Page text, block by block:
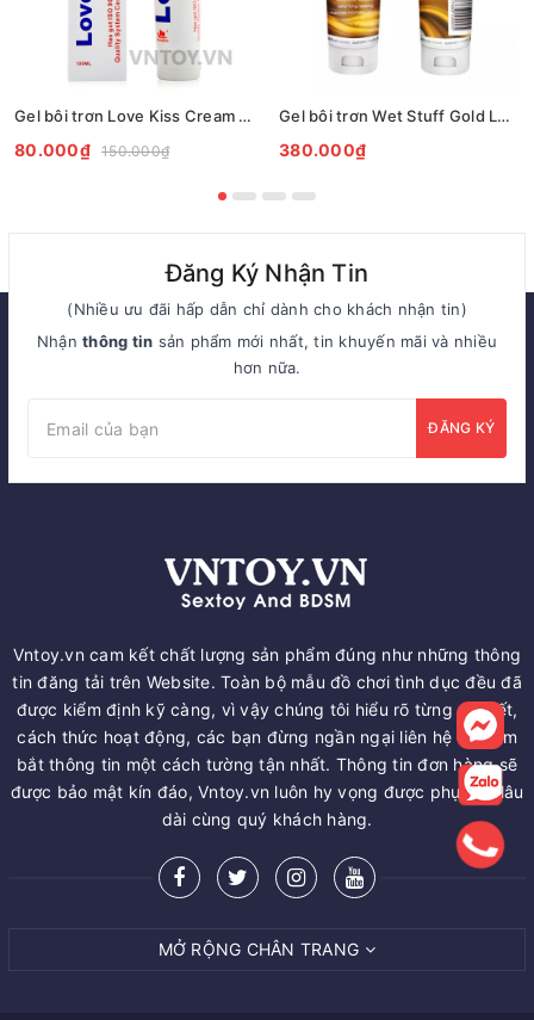
Gel bôi trơn Love Kiss Cream 100ml chính hãng
80.000₫ 150.000₫
Gel bôi trơn Wet Stuff Gold Long Lasting tăng khoái cảm nữ
380.000₫
Đăng Ký Nhận Tin
(Nhiều ưu đãi hấp dẫn chỉ dành cho khách nhận tin)
Nhậnthông tin sản phẩm mới nhất, tin khuyến mãi và nhiều
hơn nữa.
ĐĂNG KÝ
Vntoy.vn cam kết chất lượng sản phẩm đúng như những thông
tin đăng tải trên Website. Toàn bộ mẫu đồ chơi tình dục đều đã
được kiểm định kỹ càng, vì vậy chúng tôi hiểu rõ từng chi tiết,
cách thức hoạt động, các bạn đừng ngần ngại liên hệ để nắm
bắt thông tin một cách tường tận nhất. Thông tin đơn hàng sẽ
được bảo mật kín đáo, Vntoy.vn luôn hy vọng được phục vụ lâu
dài cùng quý khách hàng.
MỞ RỘNG CHÂN TRANG